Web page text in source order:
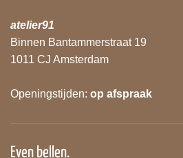
atelier91
Binnen Bantammerstraat 19
1011 CJ Amsterdam
Openingstijden: op afspraak
Even bellen.